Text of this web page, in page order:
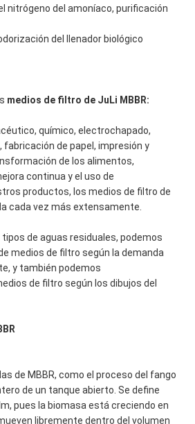
nitrógeno del amoníaco, purificación
del llenador biológico
medios de filtro de JuLi MBBR:
químico, electrochapado,
de papel, impresión y
de los alimentos,
continua y el uso de
productos, los medios de filtro de
cada vez más extensamente.
de aguas residuales, podemos
medios de filtro según la demanda
y también podemos
de filtro según los dibujos del
de MBBR, como el proceso del fango
de un tanque abierto. Se define
pues la biomasa está creciendo en
libremente dentro del volumen